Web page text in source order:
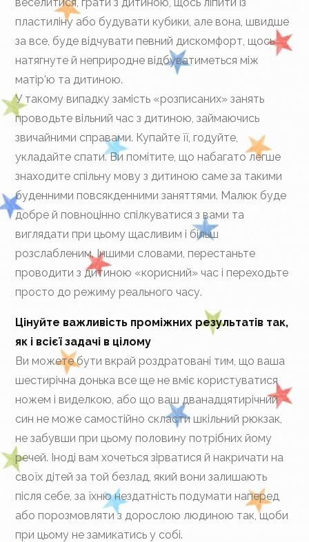
пластиліну або будувати кубики, але вона, швидше
за все, буде відчувати певний дискомфорт, щось
натягнуте й неприродне відбуватиметься між
матір’ю та дитиною.
У такому випадку замість «розписаних» занять
проводьте вільний час з дитиною, займаючись
звичайними справами. Купайте її, годуйте,
укладайте спати. Ви помітите, що набагато легше
знаходите спільну мову з дитиною саме за такими
буденними повсякденними заняттями. Малюк буде
добре й повноцінно спілкуватися з вами та
виглядати при цьому щасливим і більш
розслабленим. Іншими словами, перестаньте
проводити з дитиною «корисний» час і переходьте
просто до режиму реального часу.
Цінуйте важливість проміжних результатів так,
як і всієї задачі в цілому
Ви можете бути вкрай роздратовані тим, що ваша
шестирічна донька все ще не вміє користуватися
ножем і виделкою, або що ваш дванадцятирічний
син не може самостійно скласти шкільний рюкзак,
не забувши при цьому половину потрібних йому
речей. Іноді вам хочеться зірватися й накричати на
своїх дітей за той безлад, який вони залишають
після себе, за їхню нездатність подумати наперед
або порозмовляти з дорослою людиною так, щоби
при цьому не замикатись у собі.